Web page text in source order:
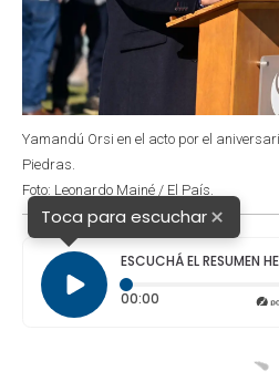
Yamandú Orsi en el acto por el
Piedras.
Foto: Leonardo Mainé / El País.
Toca para escuchar×
ESCUCHÁ EL RESUMEN
00:00 Tiempo